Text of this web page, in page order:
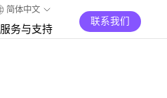
简体中文
服务与支持
联系我们